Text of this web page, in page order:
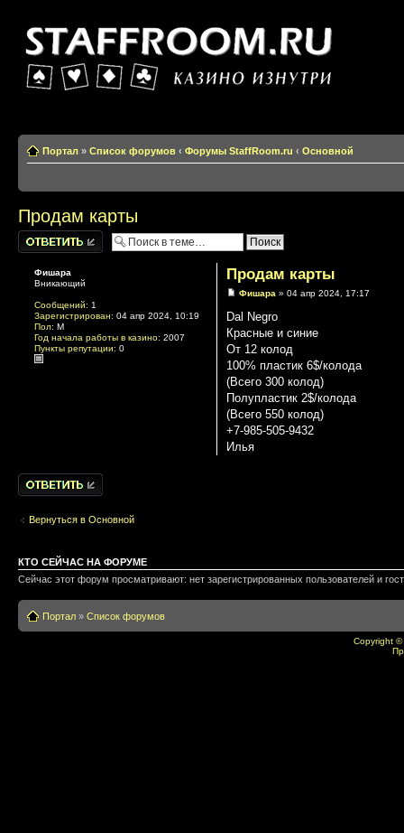
Портал » Список форумов ‹ Форумы StaffRoom.ru ‹ Основной
Продам карты
Написать
комментарии
Продам карты
Фишара » 04 апр 2024, 17:17
Dal Negro
Красные и синие
От 12 колод
100% пластик 6$/колода
(Всего 300 колод)
Полупластик 2$/колода
(Всего 550 колод)
+7-985-505-9432
Илья
Фишара
Вникающий
Сообщений: 1
Зарегистрирован: 04 апр 2024, 10:19
Пол: М
Год начала работы в казино: 2007
Пункты репутации: 0
Написать
комментарии
Вернуться в Основной
КТО СЕЙЧАС НА ФОРУМЕ
Сейчас этот форум просматривают: нет зарегистрированных пользователей и
Портал » Список форумов
Copyright